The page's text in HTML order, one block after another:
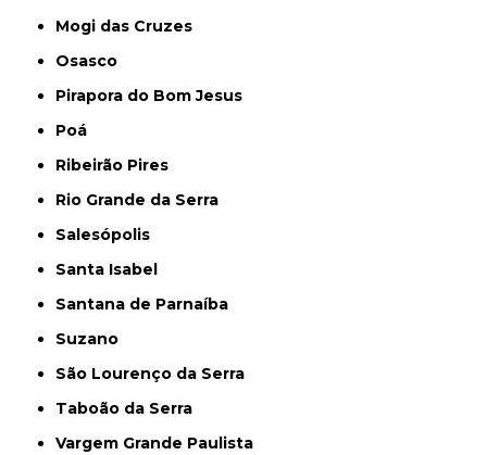
Mogi das Cruzes
Osasco
Pirapora do Bom Jesus
Poá
Ribeirão Pires
Rio Grande da Serra
Salesópolis
Santa Isabel
Santana de Parnaíba
Suzano
São Lourenço da Serra
Taboão da Serra
Vargem Grande Paulista